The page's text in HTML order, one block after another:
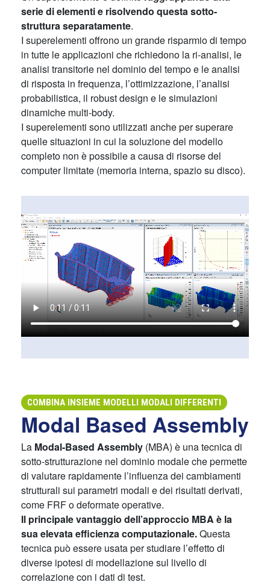
serie di elementi e risolvendo questa sotto-
struttura separatamente.
I superelementi offrono un grande risparmio di tempo
in tutte le applicazioni che richiedono la ri-analisi, le
analisi transitorie nel dominio del tempo e le analisi
di risposta in frequenza, l’ottimizzazione, l’analisi
probabilistica, il robust design e le simulazioni
dinamiche multi-body.
I superelementi sono utilizzati anche per superare
quelle situazioni in cui la soluzione del modello
completo non è possibile a causa di risorse del
computer limitate (memoria interna, spazio su disco).
COMBINA INSIEME MODELLI MODALI DIFFERENTI
Modal Based Assembly
La Modal-Based Assembly (MBA) è una tecnica di
sotto-strutturazione nel dominio modale che permette
di valutare rapidamente l’influenza dei cambiamenti
strutturali sui parametri modali e dei risultati derivati,
come FRF o deformate operative.
Il principale vantaggio dell’approccio MBA è la
sua elevata efficienza computazionale.Questa
tecnica può essere usata per studiare l’effetto di
diverse ipotesi di modellazione sul livello di
correlazione con i dati di test.